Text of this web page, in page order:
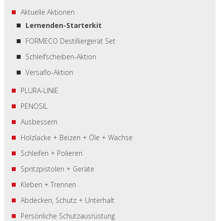
Aktuelle Aktionen
Lernenden-Starterkit
FORMECO Destilliergerät Set
Schleifscheiben-Aktion
Versaflo-Aktion
PLURA-LINIE
PENOSIL
Ausbessern
Holzlacke + Beizen + Öle + Wachse
Schleifen + Polieren
Spritzpistolen + Geräte
Kleben + Trennen
Abdecken, Schutz + Unterhalt
Persönliche Schutzausrüstung